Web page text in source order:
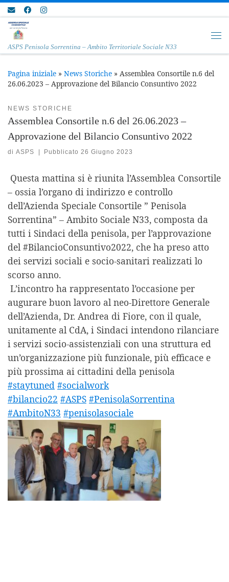
Passa al contenuto
ASPS Penisola Sorrentina – Ambito Territoriale Sociale N33
Pagina iniziale » News Storiche » Assemblea Consortile n.6 del
26.06.2023 – Approvazione del Bilancio Consuntivo 2022
NEWS STORICHE
Assemblea Consortile n.6 del 26.06.2023 –
Approvazione del Bilancio Consuntivo 2022
di ASPS | Pubblicato 26 Giugno 2023
Questa mattina si è riunita l’Assemblea Consortile
– ossia l’organo di indirizzo e controllo
dell’Azienda Speciale Consortile ” Penisola
Sorrentina” – Ambito Sociale N33, composta da
tutti i Sindaci della penisola, per l’approvazione
del #BilancioConsuntivo2022, che ha preso atto
dei servizi sociali e socio-sanitari realizzati lo
scorso anno.
L’incontro ha rappresentato l’occasione per
augurare buon lavoro al neo-Direttore Generale
dell’Azienda, Dr. Andrea di Fiore, con il quale,
unitamente al CdA, i Sindaci intendono rilanciare
i servizi socio-assistenziali con una struttura ed
un’organizzazione più funzionale, più efficace e
più prossima ai cittadini della penisola
#staytuned #socialwork
#bilancio22 #ASPS #PenisolaSorrentina
#AmbitoN33 #penisolasociale